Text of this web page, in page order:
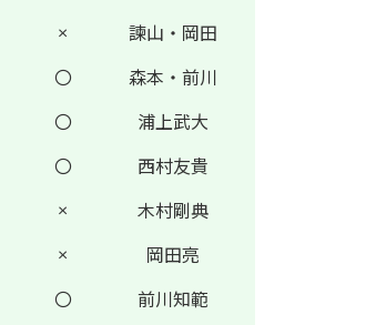
× 諫山・岡田
〇 森本・前川
〇 浦上武大
〇 西村友貴
× 木村剛典
× 岡田亮
〇 前川知範